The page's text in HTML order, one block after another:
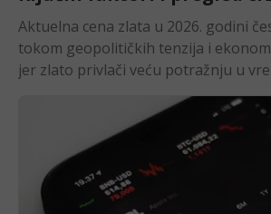
Aktuelna cena zlata u 2026. godini često se menja tokom geopolitičkih tenzija i ekonomske neizvesnosti, jer zlato privlači veću potražnju u vremenima globalnih rizika. Politike centralnih banaka, kao što su smanjenje ili povećanje kamatnih stopa, takođe utiču na cene, smanjenje stopa povećava privlačnost zlata, dok povećanje može smanjiti njegove cene. U nastavku donosimo grafikon cene zlata i pregled kretanja, a zatim kratku prognozu za avgust 2026. Kretanje cene zlata na berzi: Pregled za jul 2026. Zlato je tokom prve tri nedelje jula postepeno raslo, povećavši vrednost za oko 5,65% u odnosu na kraj juna. Cena se oporavila sa podrške oko 3.940 dolara i 22. jula dostigla mesečni maksimum blizu 4.163 dolara. Rast su podržali obnovljeni sukobi između SAD i Irana, više cene nafte i veća tražnja za zlatom kao sigurnim ulaganjem. Dodatnu podršku dala je kineska centralna banka, koja je u junu kupila skoro 15 tona zlata, što je bila njena dvadeseta uzastopna mesečna kupovina i najveći mesečni dodatak od 2023. godine. Krajem meseca usledio je snažan preokret. Kako su pregovori o primirju ponovo dobili zamah, cena je pala na oko 4.026 dolara. Zlato je tako jul završilo gotovo bez promene i ostalo unutar širokog raspona između 3.940 i 4.160 dolara. Ovaj grafikon cene zlata prikazuje kretanje cene zlata na berzi tokom jula 2026, sa ključnim zonama podrške, otpora i trenutnim nivoom u odnosu na prethodni mesečni raspon. Cena investicionog zlata i šta utiče na nju u avgustu 2026. 1. Faktori koji utiču na sentiment Makroekonomski uslovi Inflacija u SAD iznosila je 3,5% u junu, što je značajan pad u odnosu na majskih 4,2%. Međutim, propast primirja sa Iranom u julu ponovo je podigla cene nafte i vratila rizik od rasta inflacije. Uprkos geopolitičkoj neizvesnosti, uslovi za zlato ostaju nepovoljni. Prinos na desetogodišnje američke obveznice porastao je ka 4,63%, dok je dolar ostao snažan. To povećava realne prinose i čini zlato, koje ne donosi kamatu, manje privlačnim. Ključni događaj pred avgust biće sastanak Fed-a 29. jula. Fed mora da proceni da li je usporavanje inflacije dovoljno snažno da opravda blažu politiku, uprkos novom energetskom šoku. Upravo ta kombinacija slabijeg rasta i inflatornog pritiska tokom cele godine izaziva snažne oscilacije cene zlata. » Saznaj kako ekonomske vesti utiču na tržišta Politike centralnih banaka Strukturna tražnja za zlatom nastavlja da jača. Kineska centralna banka kupila je u junu skoro 15 tona zlata, što je bila njena dvadeseta uzastopna mesečna kupovina i najveći mesečni dodatak od 2023. godine. Time su ukupne rezerve porasle na približno 2.346 tona. State Street u svom julskom izveštaju procenjuje da bi se zlato u narednih šest do devet meseci moglo kretati između 4.750 i 5.500 dolara, uz verovatnoću od 70%, iako kratkoročni rizici ostaju prisutni. Glavni problem za rast zlata i dalje su visoke američke kamatne stope i prodaja zapadnih institucionalnih investitora. Dok Fed ne otvori prostor za smanjenje kamata i realni prinosi jasno ne počnu da padaju, kupovina centralnih banaka verovatnije će pružati podršku ceni nego pokretati nove rekorde. Inflacija u SAD Pad inflacije u SAD na 3,5% nakratko je vratio očekivanja da bi Fed mogao da ublaži politiku. Međutim, obnovljeni sukob između SAD i Irana podigao je cenu nafte, dok je junski zapisnik Fed-a ukazao na stroži pristup. Tržište zato ponovo više računa na novo povećanje kamata nego na njihovo smanjenje. Taj brzi preokret pokazuje koliko su očekivanja o daljem usporavanju inflacije nestabilna dok rat traje. Ključni podatak biće julska inflacija, koja će biti objavljena sredinom avgusta i pokazati puni efekat novog energetskog šoka. Viša inflacija učvrstila bi politiku visokih kamata i ograničila rast zlata. Nasuprot tome, slabija inflacija uprkos skoku cene nafte dala bi Fed-u prostor za blaži ton i predstavljala snažan pozitivan signal za zlato. » Želite da bolje razumete tržište? Počnite sa našim vodičima u akademiji 2. Geopolitički rizici Vojni sukob Irana i SAD Sporazum iz Islamabada propao je početkom jula, nakon što je Iran napao tri trgovačka broda koja su skrenula sa prethodno odobrene rute kroz Ormuski moreuz. Usledili su brojni američki uzvratni napadi, a SAD su zatim napale 95 lokacija u 12 iranskih gradova i ponovo uvele sankcije na iransku naftu. Iran je istovremeno napao tankere u moreuzu, dok su jemenski Huti zapretili pomorskom blokadom Saudijske Arabije, čime se otvorio rizik od širenja sukoba. Ključni faktor u avgustu biće predloženo desetodnevno primirje između Vašingtona i Teherana. Uspešno smirivanje sukoba brzo bi smanjilo geopolitičku premiju u ceni zlata. Nasuprot tome, dalja eskalacija, posebno potpuno zatvaranje Ormuskog moreuza ili blokada Saudijske Arabije, verovatno bi snažno povećala tražnju za zlatom kao sigurnim ulaganjem. » Saznaj šta je 585 zlato i koliko vredi Rat Rusije i Ukrajine Sukob Rusije i Ukrajine značajno je eskalirao tokom jula. Ukrajinski Generalštab tvrdi da su napadi onesposobili više od 40% ruskih kapaciteta za preradu nafte, što je izazvalo nestašice goriva u više od 78 regiona i primoralo Moskvu da produži zabranu izvoza benzina. Napadi na rusku energetsku infrastrukturu održavaju globalne cene energije visokim i povećavaju inflatorni rizik. To indirektno podržava zlato kao zaštitu od inflacije. Za cenu zlata ovaj sukob je važan pre svega zbog uticaja na energente. Oštećenja ruskih rafinerija mogu održavati visoke cene goriva u Evropi i svetu, bez obzira na razvoj situacije sa Iranom. Dalja eskalacija i veće uključivanje NATO-a dodatno bi povećali tražnju za zlatom kao sigurnim ulaganjem. Nasuprot tome, napredak ka primirju u Ukrajini, uz smirivanje sukoba sa Iranom, uklonio bi dva važna izvora podrške ceni zlata. » Iskoristi prednosti CFD trgovanja zlatom 3. Ključni indikatori Zlato završava jul gotovo bez promene, oko 4.026 dolara. Do 22. jula cena je porasla više od 5,6%, na približno 4.163 dolara, nakon propasti primirja. Međutim, gotovo ceo rast je izgubljen kada su pregovori ponovo dobili zamah. Zlato je tako ostalo u širokom rasponu između 3.940 i 4.160 dolara. Fizička tražnja i dalje pruža snažnu podršku. Kineska centralna banka kupila je u junu skoro 15 tona zlata, što je bila njena dvadeseta uzastopna mesečna kupovina i najveći mesečni dodatak od 2023. godine. To potvrđuje da velike institucije nastavljaju da akumuliraju zlato uprkos kratkoročnim oscilacijama. » Saznaj šta je marža i kako se računa 4. Indeks relativne snage (RSI) Gold is closing July roughly flat around $4,026, having gained more than 5.6% to a high near $4,163 by July 22 on the ceasefire collapse before surrendering nearly all of it as mediation efforts revived, leaving the metal trapped in the broad $3,940 to $4,160 consolidation range. Physical demand remains the structural anchor, with the PBOC's twentieth consecutive monthly purchase of nearly 15 tonnes in June, its largest since 2023, confirming that institutions keep accumulating regardless of the short-term chop. Ovaj indikator pomaže da se analizira kretanje cene zlata na berzi i potencijalni proboji ključnih nivoa » Ostani u toku: Pogledaj koliko košta gram zlata 5. Jednostavni pokretni proseci (SMA) Trenutna cena zlata od 4.030 dolara pala je ispod sva tri pokretna proseka. SMA 50 je na 4.066 dolara, SMA 200 na 4.067, a SMA 100 na 4.098 dolara. Sva tri proseka grupisana su u uskom rasponu,